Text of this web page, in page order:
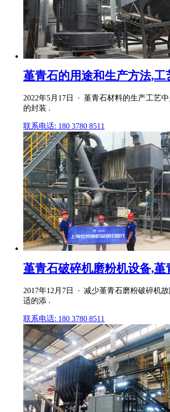
堇青石的用途和生产方法,
2022年5月17日 · 堇青石材料的生产工艺
的封装 .
联系电话: 180 3780 8511
堇青石破碎机磨粉机设备,
2017年12月7日 · 减少堇青石磨粉破碎机
适的添 .
联系电话: 180 3780 8511